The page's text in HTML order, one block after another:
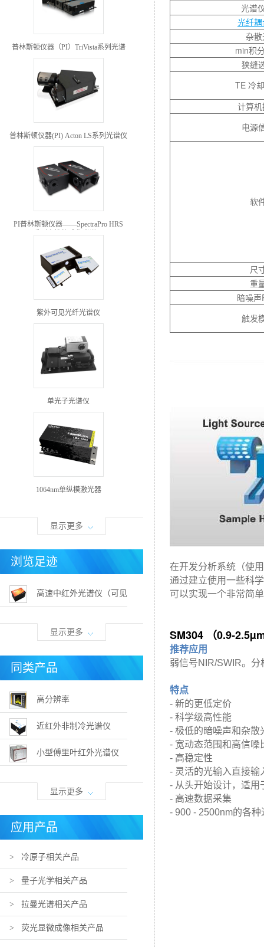
普林斯顿仪器（PI）TriVista系列光谱
仪
普林斯顿仪器(PI) Acton LS系列光谱仪
PI普林斯顿仪器——SpectraPro HRS
系列高性能成像光谱仪
紫外可见光纤光谱仪
单光子光谱仪
1064nm单纵模激光器
显示更多
浏览足迹
高速中红外光谱仪（可见
显示更多
同类产品
高分辨率
（10MHz/0.08pm）光谱分析仪
近红外非制冷光谱仪
小型傅里叶红外光谱仪
显示更多
应用产品
> 冷原子相关产品
> 量子光学相关产品
> 拉曼光谱相关产品
> 荧光显微成像相关产品
光谱
光纤
杂
min积
狭缝
TE 冷
计算
电源
软
尺
重
暗噪声
触发
在开发分析系统（使
通过建立使用一些科
可以实现一个非常简
SM304 （0.9-
推荐应用
弱信号NIR/SWIR。 分
特点
- 新的更低定价
- 科学级高性能
- 极低的暗噪声和杂散
- 宽动态范围和高信噪
- 高稳定性
- 灵活的光输入直接输
- 从头开始设计，适用
- 高速数据采集
- 900 - 2500nm的各